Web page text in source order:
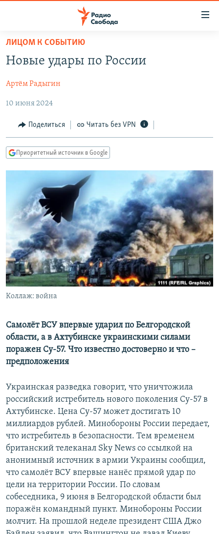
упрощенного
доступа
содержанию
Вернутся
главной
навигации
Вернутся
ПОДКАСТЫ
АВТОРСКИЕ ПРОЕКТЫ
ЦИТАТЫ СВОБОДЫ
МНЕНИЯ
КУЛЬТУРА
IDEL.РЕАЛИИ
СЕВЕР.РЕАЛИИ
СИБИРЬ.РЕАЛИИ
РАСПИСАНИЕ ВЕЩАНИЯ
ПОДПИШИТЕСЬ НА РАССЫЛКУ
СОЦИАЛЬНЫЕ СЕТИ
Все сайты РСЕ/РС
ЛИЦОМ К СОБЫТИЮ
Новые удары по России
Артём Радыгин
10 июня 2024
Поделиться Читать без VPN
Приоритетный источник в Google
Коллаж: война
Самолёт ВСУ впервые ударил по Белгородской
области, а в Ахтубинске украинскими силами
поражен Су-57. Что известно достоверно и что –
предположения
Украинская разведка говорит, что уничтожила
российский истребитель нового поколения Су-57 в
Ахтубинске. Цена Су-57 может достигать 10
миллиардов рублей. Минобороны России передает,
что истребитель в безопасности. Тем временем
британский телеканал Sky News со ссылкой на
анонимный источник в армии Украины сообщил,
что самолёт ВСУ впервые нанёс прямой удар по
цели на территории России. По словам
собеседника, 9 июня в Белгородской области был
поражён командный пункт. Минобороны России
молчит. На прошлой неделе президент США Джо